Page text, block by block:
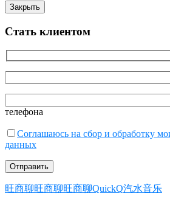
Закрыть
Стать клиентом
телефона
Соглашаюсь на сбор и обработку
данных
旺商聊旺商聊旺商聊QuickQ汽水音乐